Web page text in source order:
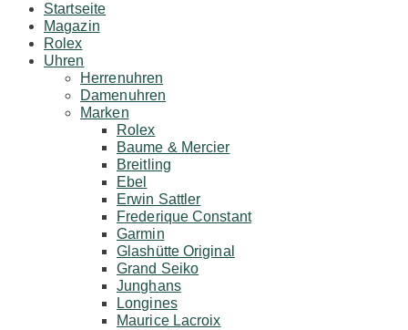
Startseite
Magazin
Rolex
Uhren
Herrenuhren
Damenuhren
Marken
Rolex
Baume & Mercier
Breitling
Ebel
Erwin Sattler
Frederique Constant
Garmin
Glashütte Original
Grand Seiko
Junghans
Longines
Maurice Lacroix